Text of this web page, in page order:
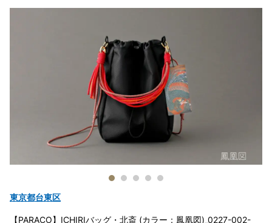
東京都台東区
【PARACO】ICHIRIバッグ・北斎 (カラー：鳳凰図)_0227-002-